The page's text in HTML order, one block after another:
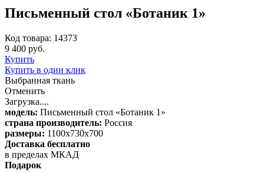
Письменный стол «Ботаник 1»
Код товара: 14373
9 400 руб.
Купить
Купить в один клик
Выбранная ткань
Отменить
Загрузка....
модель: Письменный стол «Ботаник 1»
страна производитель: Россия
размеры: 1100x730x700
Доставка бесплатно
в пределах МКАД
Подарок